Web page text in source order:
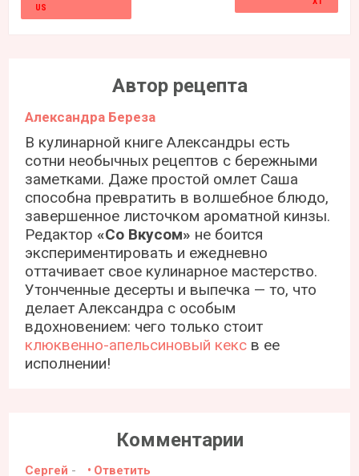
Автор рецепта
Александра Береза
В кулинарной книге Александры есть
сотни необычных рецептов с бережными
заметками. Даже простой омлет Саша
способна превратить в волшебное блюдо,
завершенное листочком ароматной кинзы.
Редактор«Со Вкусом» не боится
экспериментировать и ежедневно
оттачивает свое кулинарное мастерство.
Утонченные десерты и выпечка — то, что
делает Александра с особым
вдохновением: чего только стоит
клюквенно-апельсиновый кекс в ее
исполнении!
Комментарии
Сергей - Ответить